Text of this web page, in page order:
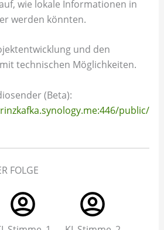
wie lokale Informationen in
werden könnten.
und den
technischen Möglichkeiten.
(Beta):
public/
FOLGE